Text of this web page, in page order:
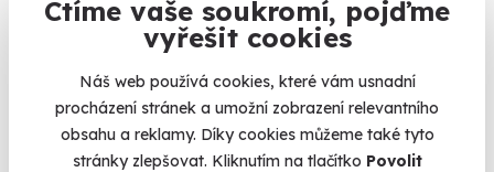
Ctíme vaše soukromí, pojďme
vyřešit cookies
Náš web používá cookies, které vám usnadní
procházení stránek a umožní zobrazení relevantního
obsahu a reklamy. Díky cookies můžeme také tyto
stránky zlepšovat. Kliknutím na tlačítko Povolit
Hradec Králové
1 299 Kč